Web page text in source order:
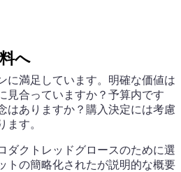
へ
に満足しています。明確な価値は
見合っていますか？予算内です
はありますか？購入決定には考慮
ます。
ダクトレッドグロースのために選
トの簡略化されたが説明的な概要